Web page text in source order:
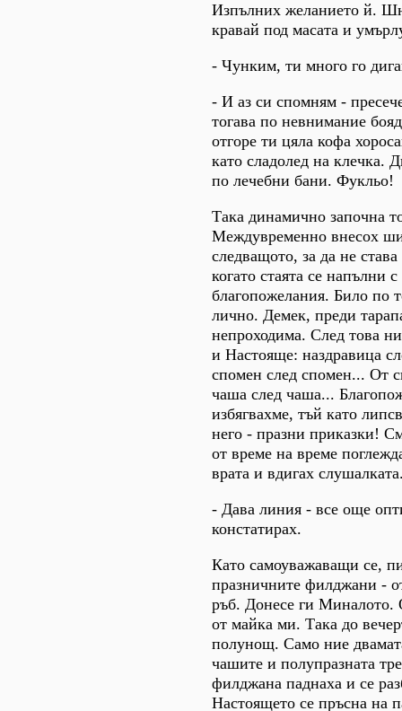
Изпълних желанието й.
кравай под масата и
- Чунким, ти много го
- И аз си спомням -
тогава по невнимание
отгоре ти цяла кофа
като сладолед на клечка.
по лечебни бани. Фукльо!
Така динамично започна
Междувременно внесох
следващото, за да не
когато стаята се напълни
благопожелания. Било по
лично. Демек, преди
непроходима. След това
и Настояще: наздравица
спомен след спомен... От
чаша след чаша...
избягвахме, тъй като
него - празни приказки!
от време на време
врата и вдигах
- Дава линия - все още
констатирах.
Като самоуважаващи се,
празничните филджани -
ръб. Донесе ги Миналото.
от майка ми. Така до
полунощ. Само ние
чашите и полупразната
филджана паднаха и се
Настоящето се пръсна на